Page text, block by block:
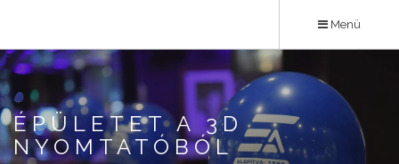
tartalomra
Menü
ÉPÜLETET A 3D
NYOMTATÓBÓL